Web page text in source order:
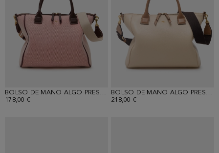
BOLSO DE MANO ALGO PRESTADO
178,00 €
BOLSO DE MANO ALGO PRESTADO
218,00 €